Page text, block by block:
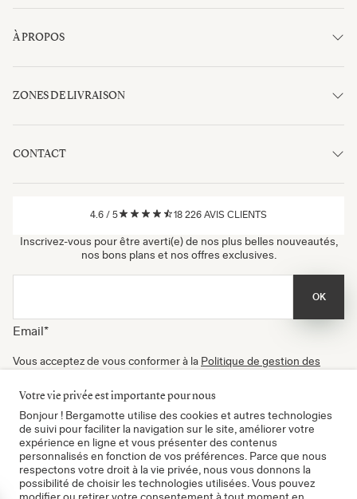
À PROPOS
ZONES DE LIVRAISON
CONTACT
4.6 / 5 18 226 AVIS CLIENTS
Inscrivez-vous pour être averti(e) de nos plus belles nouveautés,
nos bons plans et nos offres exclusives.
Email*
OK
Vous acceptez de vous conformer à la Politique de gestion des
newsletters. Vous pouvez vous désinscrire à tout moment.
Certifié B Corp
Votre vie privée est importante pour nous
Bonjour ! Bergamotte utilise des cookies et autres technologies
de suivi pour faciliter la navigation sur le site, améliorer votre
expérience en ligne et vous présenter des contenus
personnalisés en fonction de vos préférences. Parce que nous
respectons votre droit à la vie privée, nous vous donnons la
possibilité de choisir les technologies utilisées. Vous pouvez
modifier ou retirer votre consentement à tout moment en